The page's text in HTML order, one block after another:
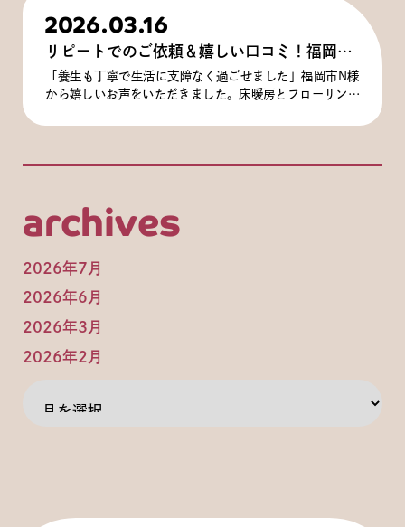
2026.03.16
リピートでのご依頼＆嬉しい口コミ！福岡市N様邸 床暖房リフォーム
「養生も丁寧で生活に支障なく過ごせました」福岡市N様
から嬉しいお声をいただきました。床暖房とフローリング
archives
2026年7月
2026年6月
2026年3月
2026年2月